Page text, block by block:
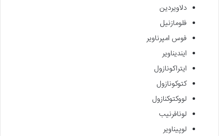
دلاویردین
فلومازنیل
فوس امپرناویر
ایندیناویر
ایتراکونازول
کتوکونازول
لووکتوکنازول
لونافرنیب
لوپیناویر